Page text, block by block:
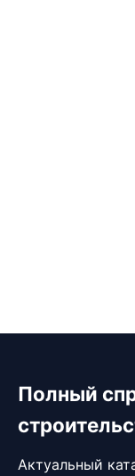
Полный
Актуальный